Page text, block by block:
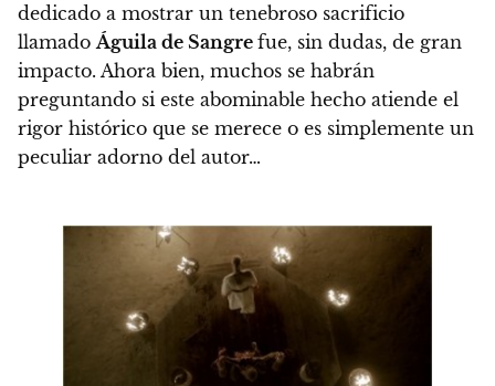
dedicado a mostrar un tenebroso sacrificio
llamado Águila de Sangre fue, sin dudas, de gran
impacto. Ahora bien, muchos se habrán
preguntando si este abominable hecho atiende el
rigor histórico que se merece o es simplemente un
peculiar adorno del autor…